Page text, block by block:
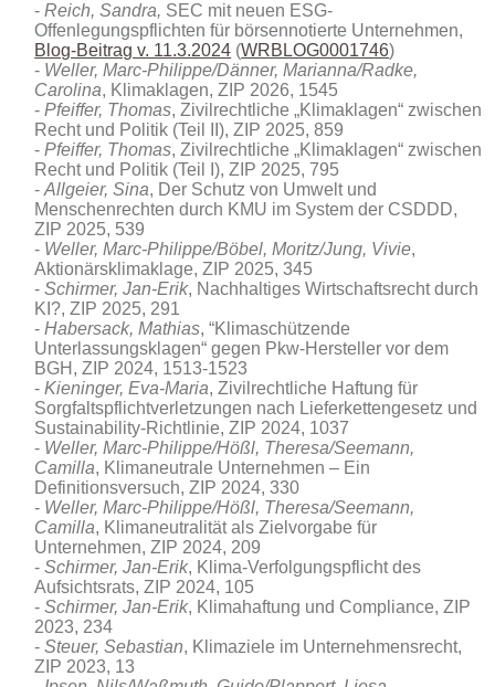
Reich, Sandra, SEC mit neuen ESG-
Offenlegungspflichten für börsennotierte Unternehmen,
Blog-Beitrag v. 11.3.2024 (WRBLOG0001746)
Weller, Marc-Philippe/Dänner, Marianna/Radke,
Carolina, Klimaklagen, ZIP 2026, 1545
Pfeiffer, Thomas, Zivilrechtliche „Klimaklagen“ zwischen
Recht und Politik (Teil II), ZIP 2025, 859
Pfeiffer, Thomas, Zivilrechtliche „Klimaklagen“ zwischen
Recht und Politik (Teil I), ZIP 2025, 795
Allgeier, Sina, Der Schutz von Umwelt und
Menschenrechten durch KMU im System der CSDDD,
ZIP 2025, 539
Weller, Marc-Philippe/Böbel, Moritz/Jung, Vivie,
Aktionärsklimaklage, ZIP 2025, 345
Schirmer, Jan-Erik, Nachhaltiges Wirtschaftsrecht durch
KI?, ZIP 2025, 291
Habersack, Mathias, “Klimaschützende
Unterlassungsklagen“ gegen Pkw-Hersteller vor dem
BGH, ZIP 2024, 1513-1523
Kieninger, Eva-Maria, Zivilrechtliche Haftung für
Sorgfaltspflichtverletzungen nach Lieferkettengesetz und
Sustainability-Richtlinie, ZIP 2024, 1037
Weller, Marc-Philippe/Hößl, Theresa/Seemann,
Camilla, Klimaneutrale Unternehmen – Ein
Definitionsversuch, ZIP 2024, 330
Weller, Marc-Philippe/Hößl, Theresa/Seemann,
Camilla, Klimaneutralität als Zielvorgabe für
Unternehmen, ZIP 2024, 209
Schirmer, Jan-Erik, Klima-Verfolgungspflicht des
Aufsichtsrats, ZIP 2024, 105
Schirmer, Jan-Erik, Klimahaftung und Compliance, ZIP
2023, 234
Steuer, Sebastian, Klimaziele im Unternehmensrecht,
ZIP 2023, 13